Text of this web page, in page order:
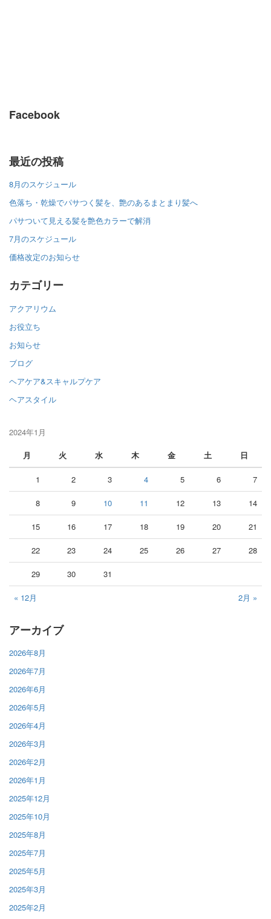
Facebook
最近の投稿
8月のスケジュール
色落ち・乾燥でパサつく髪を、艶のあるまとまり髪へ
パサついて見える髪を艶色カラーで解消
7月のスケジュール
価格改定のお知らせ
カテゴリー
アクアリウム
お役立ち
お知らせ
ブログ
ヘアケア&スキャルプケア
ヘアスタイル
2024年1月
月
火 水 木 金 土 日
« 12月 2月 »
1 2 3 4 5 6 7
8 9 10 11 12 13 14
15 16 17 18 19 20 21
22 23 24 25 26 27 28
29 30 31
アーカイブ
2026年8月
2026年7月
2026年6月
2026年5月
2026年4月
2026年3月
2026年2月
2026年1月
2025年12月
2025年10月
2025年8月
2025年7月
2025年5月
2025年3月
2025年2月